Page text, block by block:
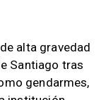
alta gravedad
Santiago tras
gendarmes,